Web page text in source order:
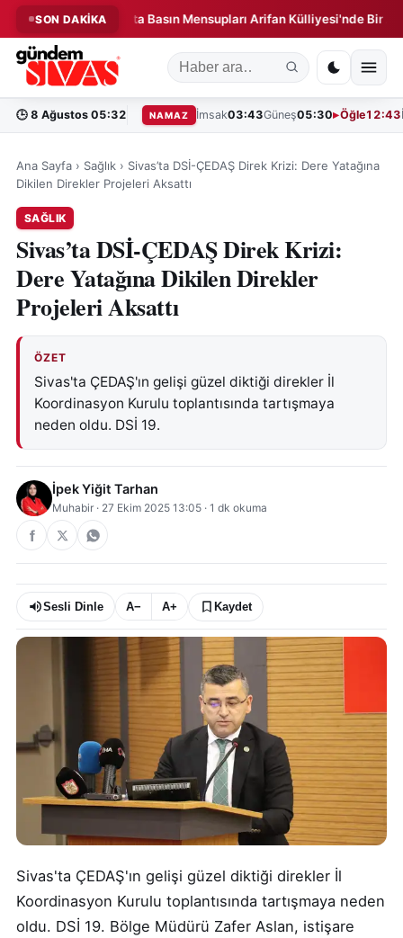
SON DAKİKA
◆ Sivas'ta Basın Mensupları Arifan Külliyesi'nde Bir Araya
🕒 8 Ağustos 05:32 NAMAZ İmsak03:43Güneş05:30 Öğle12:43
Ana Sayfa › Sağlık › Sivas’ta DSİ-ÇEDAŞ Direk Krizi: Dere Yatağına
Dikilen Direkler Projeleri Aksattı
SAĞLIK
Sivas’ta DSİ-ÇEDAŞ Direk Krizi:
Dere Yatağına Dikilen Direkler
Projeleri Aksattı
ÖZET
Sivas'ta ÇEDAŞ'ın gelişi güzel diktiği direkler İl
Koordinasyon Kurulu toplantısında tartışmaya
neden oldu. DSİ 19.
İpek Yiğit Tarhan
Muhabir · 27 Ekim 2025 13:05 · 1 dk okuma
Sesli Dinle A− A+ Kaydet
Sivas'ta ÇEDAŞ'ın gelişi güzel diktiği direkler İl
Koordinasyon Kurulu toplantısında tartışmaya neden
oldu. DSİ 19. Bölge Müdürü Zafer Aslan, istişare